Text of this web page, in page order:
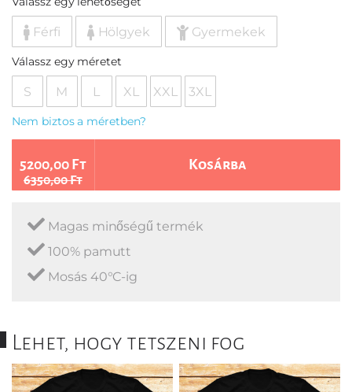
Férfi Hölgyek Gyermekek
Válassz egy méretet
S M L XL XXL 3XL
Nem biztos a méretben?
5200,00 Ft
6350,00 Ft
Kosárba
Magas minőségű termék
100% pamutt
Mosás 40°C-ig
Lehet, hogy tetszeni fog